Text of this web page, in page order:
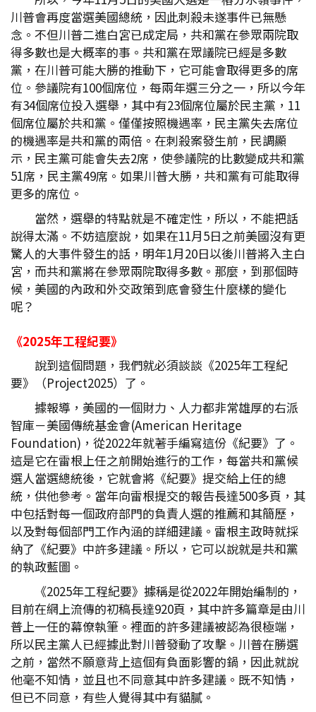
川普會再度當選美國總統，因此刺殺未遂事件已無懸
念。不但川普二進白宮已成定局，共和黨在參眾兩院取
得多數也是大概率的事。共和黨在眾議院已經是多數
黨，在川普可能大勝的推動下，它可能會取得更多的席
位。參議院有100個席位，每兩年選三分之一，所以今年
有34個席位投入選舉，其中有23個席位屬於民主黨，11
個席位屬於共和黨。僅僅按照機遇率，民主黨失去席位
的機遇率是共和黨的兩倍。在刺殺案發生前，民調顯
示，民主黨可能會失去2席，使參議院的比數變成共和黨
51席，民主黨49席。如果川普大勝，共和黨有可能取得
更多的席位。
當然，選舉的特點就是不確定性，所以，不能把話
說得太滿。不妨這麼說，如果在11月5日之前美國沒有更
驚人的大事件發生的話，明年1月20日以後川普將入主白
宮，而共和黨將在參眾兩院取得多數。那麼，到那個時
候，美國的內政和外交政策到底會發生什麼樣的變化
呢？
《2025年工程紀要》
說到這個問題，我們就必須談談《2025年工程紀
要》（Project2025）了。
據報導，美國的一個財力、人力都非常雄厚的右派
智庫－美國傳統基金會(American Heritage
Foundation)，從2022年就著手編寫這份《紀要》了。
這是它在雷根上任之前開始進行的工作，每當共和黨候
選人當選總統後，它就會將《紀要》提交給上任的總
統，供他參考。當年向雷根提交的報告長達500多頁，其
中包括對每一個政府部門的負責人選的推薦和其簡歷，
以及對每個部門工作內涵的詳細建議。雷根主政時就採
納了《紀要》中許多建議。所以，它可以說就是共和黨
的執政藍圖。
《2025年工程紀要》據稱是從2022年開始編制的，
目前在網上流傳的初稿長達920頁，其中許多篇章是由川
普上一任的幕僚執筆。裡面的許多建議被認為很極端，
所以民主黨人已經據此對川普發動了攻擊。川普在勝選
之前，當然不願意背上這個有負面影響的鍋，因此就說
他毫不知情，並且也不同意其中許多建議。既不知情，
但已不同意，有些人覺得其中有貓膩。